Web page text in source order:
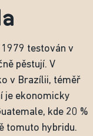
testován v
pěstují. V
v Brazílii, téměř
je ekonomicky
kde 20 %
tomuto hybridu.